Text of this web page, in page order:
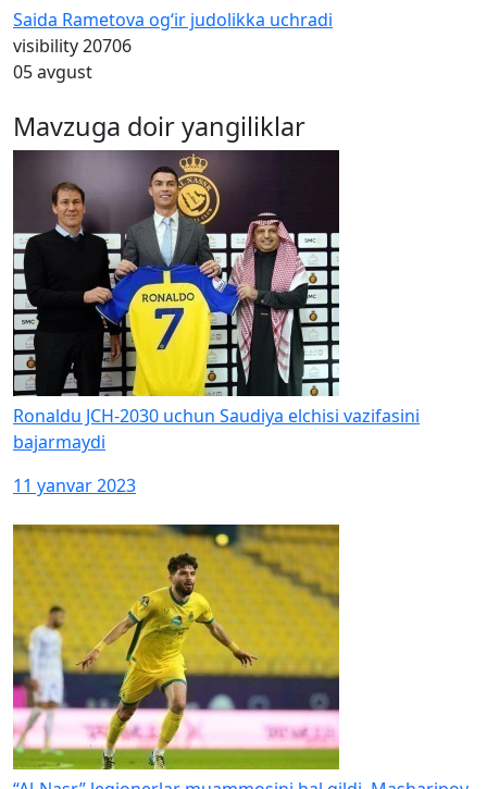
Saida Rametova og‘ir judolikka uchradi
visibility20706
05 avgust
Mavzuga doir yangiliklar
Ronaldu JCH-2030 uchun Saudiya elchisi vazifasini
bajarmaydi
11 yanvar 2023